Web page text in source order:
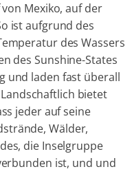
Mexiko, auf der
ist aufgrund des
des Wassers
des Sunshine-States
und laden fast überall
bietet
jeder auf seine
Wälder,
die Inselgruppe
ist, und und